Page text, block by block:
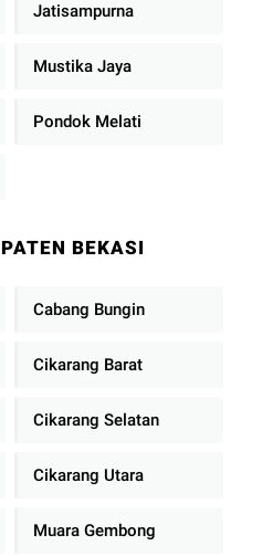
Jatisampurna
Mustika Jaya
Pondok Melati
BEKASI
Cabang Bungin
Cikarang Barat
Cikarang Selatan
Cikarang Utara
Muara Gembong